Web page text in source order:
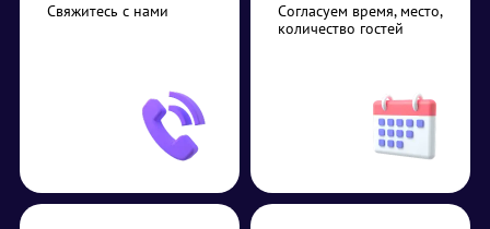
Свяжитесь с нами
Согласуем время, место,
количество гостей